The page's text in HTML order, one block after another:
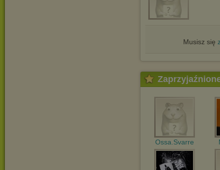
Musisz się
Ossa.Svarre